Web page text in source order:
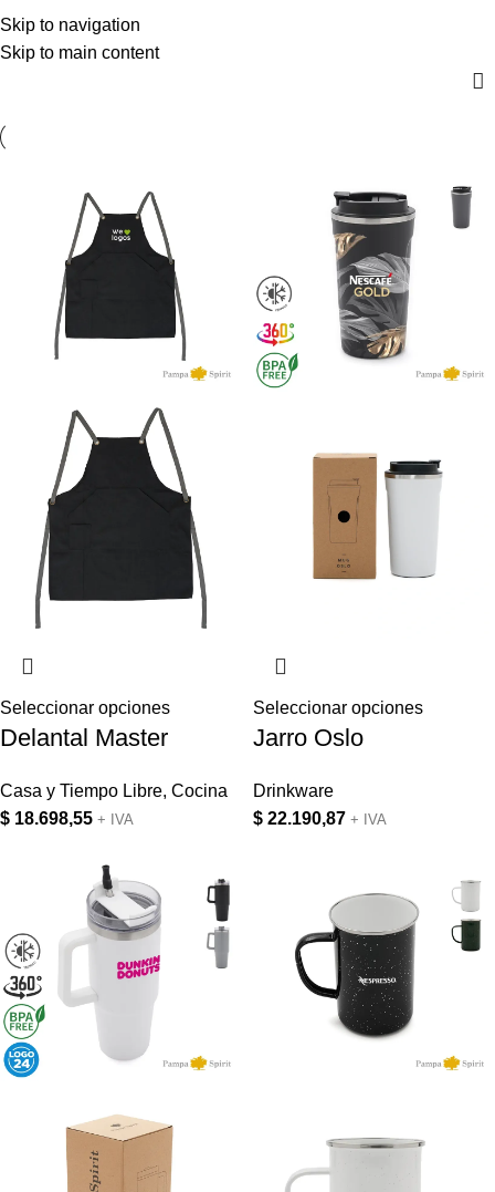
Skip to navigation
Skip to main content
Menú
Pampa Spirit
Seleccionar opciones
Delantal Master
Casa y Tiempo Libre, Cocina
$ 18.698,55 + IVA
Seleccionar opciones
Jarro Oslo
Drinkware
$ 22.190,87 + IVA